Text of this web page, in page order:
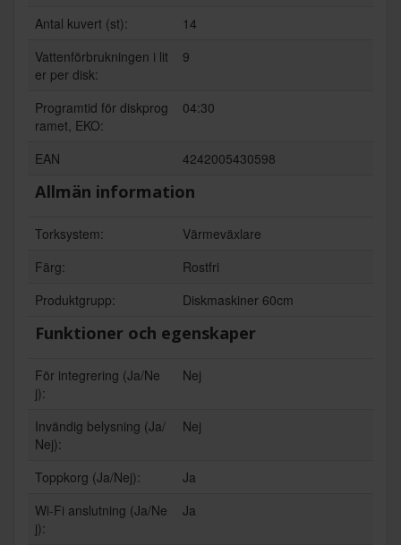
Antal kuvert (st):
14
Vattenförbrukningen i lit
er per disk:
9
Programtid för diskprog
ramet, EKO:
04:30
EAN 4242005430598
Allmän information
Torksystem:
Värmeväxlare
Färg:
Rostfri
Produktgrupp:
Diskmaskiner 60cm
Funktioner och egenskaper
För integrering (Ja/Ne
j):
Nej
Invändig belysning (Ja/
Nej):
Nej
Toppkorg (Ja/Nej):
Ja
Wi-Fi anslutning (Ja/Ne
j):
Ja